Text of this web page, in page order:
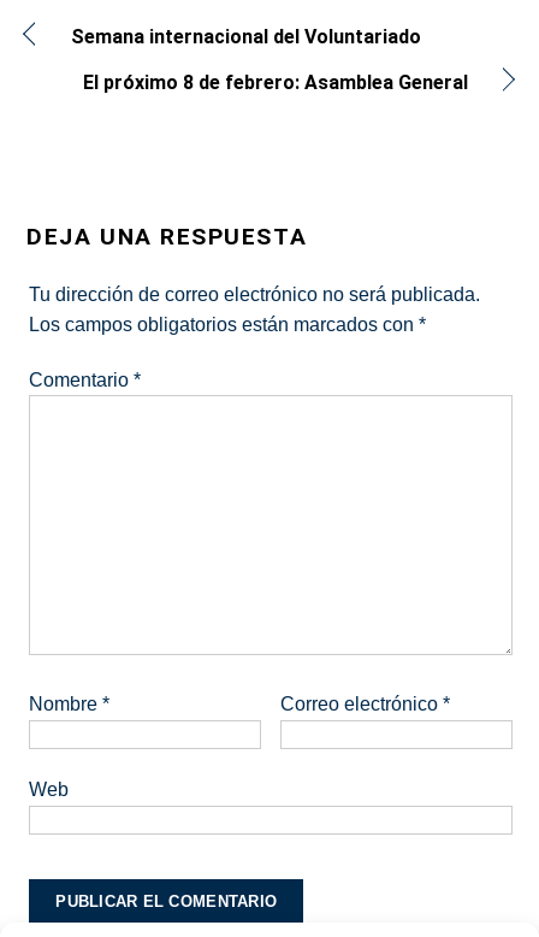
Semana internacional del Voluntariado
El próximo 8 de febrero: Asamblea General
DEJA UNA RESPUESTA
Tu dirección de correo electrónico no será publicada.
Los campos obligatorios están marcados con*
Comentario*
Nombre* Correo electrónico*
Web